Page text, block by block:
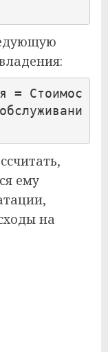
= Стоимос
ему
на